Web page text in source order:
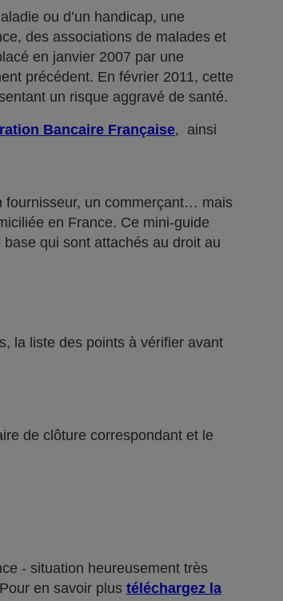
ou d’un handicap, une
des associations de malades et
en janvier 2007 par une
précédent. En février 2011, cette
un risque aggravé de santé.
Bancaire Française, ainsi
fournisseur, un commerçant… mais
en France. Ce mini-guide
qui sont attachés au droit au
la liste des points à vérifier avant
de clôture correspondant et le
- situation heureusement très
en savoir plus téléchargez la